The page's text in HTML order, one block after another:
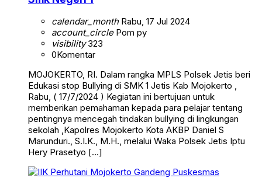
calendar_monthRabu, 17 Jul 2024
account_circlePom py
visibility323
0Komentar
MOJOKERTO, RI. Dalam rangka MPLS Polsek Jetis beri
Edukasi stop Bullying di SMK 1 Jetis Kab Mojokerto ,
Rabu, ( 17/7/2024 ) Kegiatan ini bertujuan untuk
memberikan pemahaman kepada para pelajar tentang
pentingnya mencegah tindakan bullying di lingkungan
sekolah ,Kapolres Mojokerto Kota AKBP Daniel S
Marunduri., S.I.K., M.H., melalui Waka Polsek Jetis Iptu
Hery Prasetyo […]